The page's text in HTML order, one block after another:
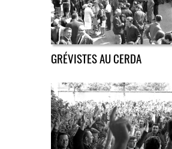
GRÉVISTES AU CERDA